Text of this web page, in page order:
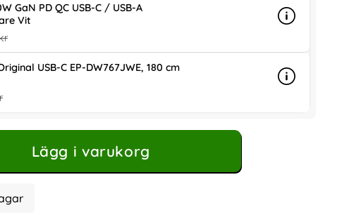
GaN PD QC USB-C / USB-A
Vit
pris
Info
mer info
USB-C EP-DW767JWE, 180 cm
pris
Info
mer info
Lägg i varukorg